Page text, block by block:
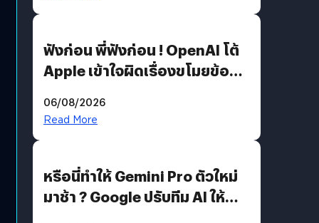
ฟังก่อน พี่ฟังก่อน ! OpenAI โต้
Apple เข้าใจผิดเรื่องขโมยข้อมูล
06/08/2026
Read More
หรือนี่ทำให้ Gemini Pro ตัวใหม่
มาช้า ? Google ปรับทีม AI ให้